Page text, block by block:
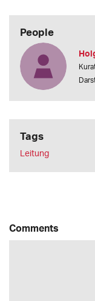
People
Tags
Leitung
Comments